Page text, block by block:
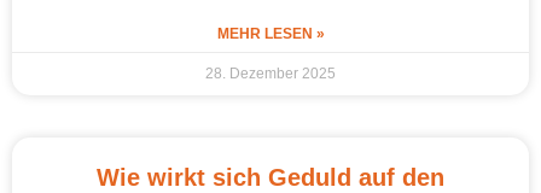
MEHR LESEN »
28. Dezember 2025
Wie wirkt sich Geduld auf den